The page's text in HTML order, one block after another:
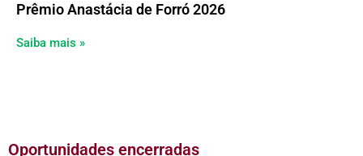
Prêmio Anastácia de Forró 2026
Saiba mais »
Oportunidades encerradas